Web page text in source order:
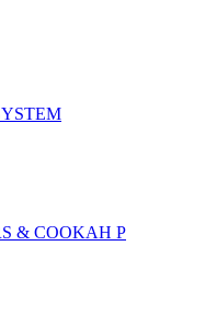
& COOKAH P